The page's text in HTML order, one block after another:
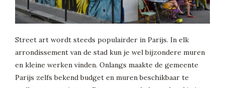
Street art wordt steeds populairder in Parijs. In elk
arrondissement van de stad kun je wel bijzondere muren
en kleine werken vinden. Onlangs maakte de gemeente
Parijs zelfs bekend budget en muren beschikbaar te